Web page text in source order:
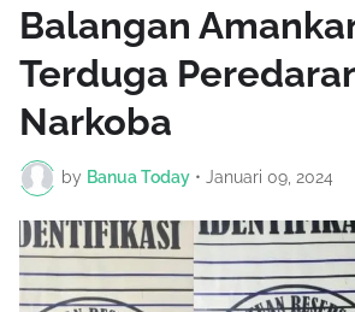
Balangan
Terduga
Narkoba
by Banua Today • Januari 09, 2024